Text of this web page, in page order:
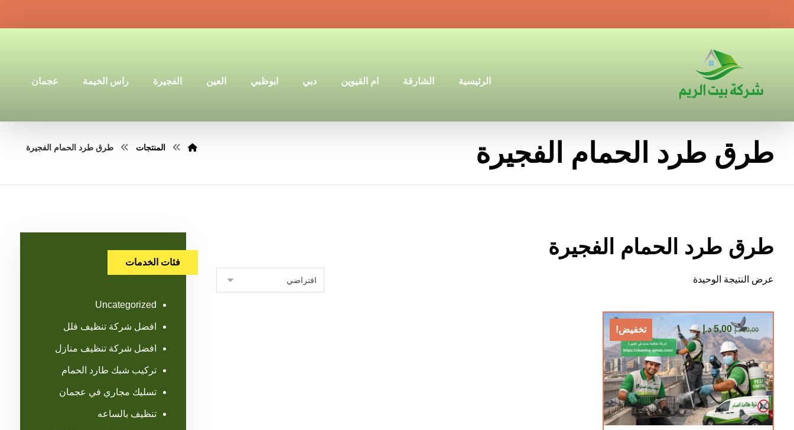
الرئيسية الشارقة ام القيوين دبي ابوظبي العين الفجيرة راس الخيمة عجمان
طرق طرد الحمام الفجيرة المنتجات طرق طرد الحمام الفجيرة
طرق طرد الحمام الفجيرة
عرض النتيجة الوحيدة
تخفيض! 10,00 د.إ 5,00 د.إ
فئات الخدمات
Uncategorized
افضل شركة تنظيف فلل
افضل شركة تنظيف منازل
تركيب شبك طارد الحمام
تسليك مجاري في عجمان
تنظيف بالساعه